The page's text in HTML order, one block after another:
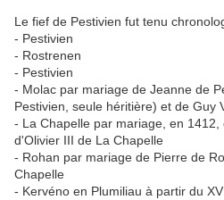
Le fief de Pestivien fut tenu
- Pestivien
- Rostrenen
- Pestivien
- Molac par mariage de Jeanne de
Pestivien, seule héritière) et de Guy
- La Chapelle par mariage, en 1412,
d'Olivier III de La Chapelle
- Rohan par mariage de Pierre de
Chapelle
- Kervéno en Plumiliau à partir du